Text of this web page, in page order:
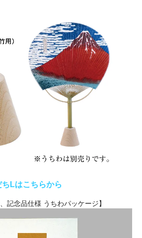
Lはこちらから
記念品仕様 うちわパッケージ】